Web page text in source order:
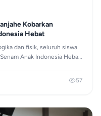
Kobarkan
Hebat
dan fisik, seluruh siswa
Anak Indonesia Hebat
57